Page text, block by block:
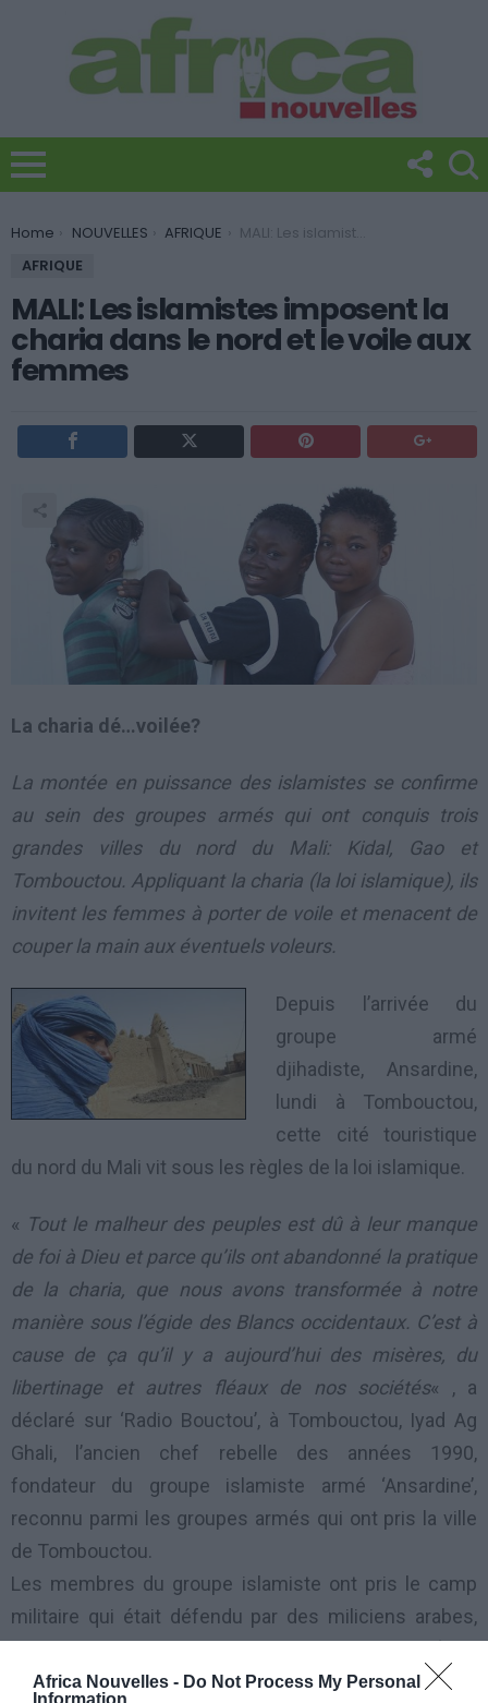
Africa Nouvelles - Do Not Process My Personal
Information
You are here:
Home NOUVELLES AFRIQUE
MALI: Les islamistes imposent la charia dans le nord et le voile aux femmes
AFRIQUE
MALI: Les islamistes imposent la
charia dans le nord et le voile aux
femmes
La charia dé…voilée?
La montée en puissance des islamistes se confirme
au sein des groupes armés qui ont conquis trois
grandes villes du nord du Mali: Kidal, Gao et
Tombouctou. Appliquant la charia (la loi islamique), ils
invitent les femmes à porter de voile et menacent de
couper la main aux éventuels voleurs.
Depuis l’arrivée du
groupe armé
djihadiste, Ansardine,
lundi à Tombouctou,
cette cité touristique
du nord du Mali vit sous les règles de la loi islamique.
« Tout le malheur des peuples est dû à leur manque
de foi à Dieu et parce qu’ils ont abandonné la pratique
de la charia, que nous avons transformée à notre
manière sous l’égide des Blancs occidentaux. C’est à
cause de ça qu’il y a aujourd’hui des misères, du
libertinage et autres fléaux de nos sociétés« , a
déclaré sur ‘Radio Bouctou’, à Tombouctou, Iyad Ag
Ghali, l’ancien chef rebelle des années 1990,
fondateur du groupe islamiste armé ‘Ansardine’,
reconnu parmi les groupes armés qui ont pris la ville
de Tombouctou.
Les membres du groupe islamiste ont pris le camp
militaire qui était défendu par des miliciens arabes,
jaune et rouge) et celui de leur groupe, un fanion noir